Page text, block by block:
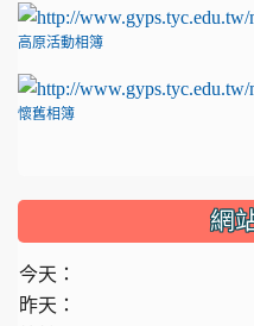
高原活動相簿
懷舊相簿
網
今天：
昨天：